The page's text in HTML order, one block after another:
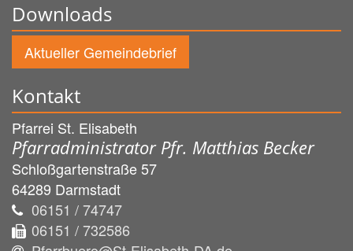
Downloads
Aktueller Gemeindebrief
Kontakt
Pfarrei St. Elisabeth
Pfarradministrator Pfr. Matthias Becker
Schloßgartenstraße 57
64289 Darmstadt
06151 / 74747
06151 / 732586